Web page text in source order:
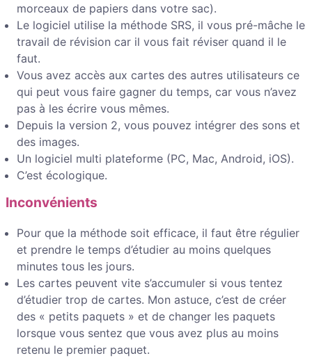
morceaux de papiers dans votre sac).
Le logiciel utilise la méthode SRS, il vous pré-mâche le
travail de révision car il vous fait réviser quand il le
faut.
Vous avez accès aux cartes des autres utilisateurs ce
qui peut vous faire gagner du temps, car vous n’avez
pas à les écrire vous mêmes.
Depuis la version 2, vous pouvez intégrer des sons et
des images.
Un logiciel multi plateforme (PC, Mac, Android, iOS).
C’est écologique.
Inconvénients
Pour que la méthode soit efficace, il faut être régulier
et prendre le temps d’étudier au moins quelques
minutes tous les jours.
Les cartes peuvent vite s’accumuler si vous tentez
d’étudier trop de cartes. Mon astuce, c’est de créer
des « petits paquets » et de changer les paquets
lorsque vous sentez que vous avez plus au moins
retenu le premier paquet.